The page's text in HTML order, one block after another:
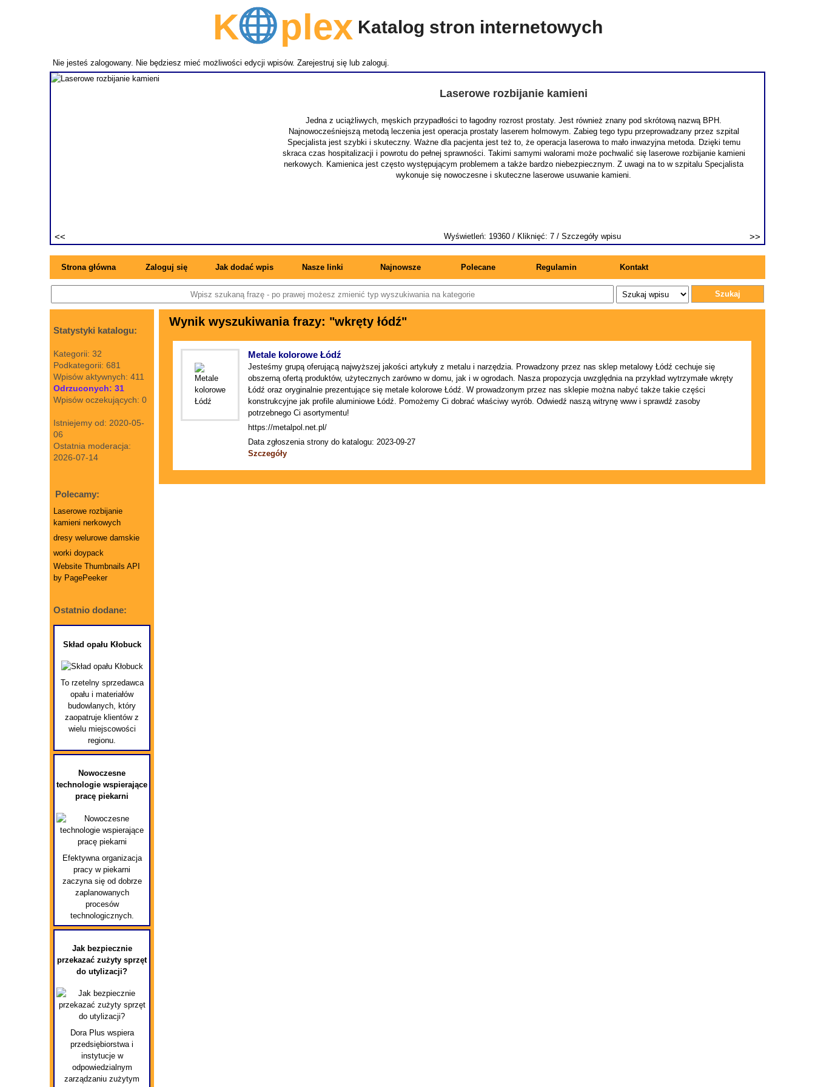
Kplex Katalog stron internetowych
Nie jesteś zalogowany. Nie będziesz mieć możliwości edycji wpisów. Zarejestruj się lub zaloguj.
Laserowe rozbijanie kamieni
Jedna z uciążliwych, męskich przypadłości to łagodny rozrost prostaty. Jest również znany pod skrótową nazwą BPH.
Najnowocześniejszą metodą leczenia jest operacja prostaty laserem holmowym. Zabieg tego typu przeprowadzany przez szpital
Specjalista jest szybki i skuteczny. Ważne dla pacjenta jest też to, że operacja laserowa to mało inwazyjna metoda. Dzięki temu
skraca czas hospitalizacji i powrotu do pełnej sprawności. Takimi samymi walorami może pochwalić się laserowe rozbijanie kamieni
nerkowych. Kamienica jest często występującym problemem a także bardzo niebezpiecznym. Z uwagi na to w szpitalu Specjalista
wykonuje się nowoczesne i skuteczne laserowe usuwanie kamieni.
Wyświetleń: 19360 / Kliknięć: 7 / Szczegóły wpisu
Strona główna Zaloguj się Jak dodać wpis Nasze linki Najnowsze Polecane Regulamin Kontakt
Szukaj
Statystyki katalogu:
Kategorii: 32
Podkategorii: 681
Wpisów aktywnych: 411
Odrzuconych: 31
Wpisów oczekujących: 0
Istniejemy od: 2020-05-
06
Ostatnia moderacja:
2026-07-14
Polecamy:
Laserowe rozbijanie
kamieni nerkowych
dresy welurowe damskie
worki doypack
Website Thumbnails API
by PagePeeker
Ostatnio dodane:
Skład opału Kłobuck
To rzetelny sprzedawca
opału i materiałów
budowlanych, który
zaopatruje klientów z
wielu miejscowości
regionu.
Nowoczesne
technologie wspierające
pracę piekarni
Efektywna organizacja
pracy w piekarni
zaczyna się od dobrze
zaplanowanych
procesów
technologicznych.
Jak bezpiecznie
przekazać zużyty sprzęt
do utylizacji?
Dora Plus wspiera
przedsiębiorstwa i
instytucje w
odpowiedzialnym
zarządzaniu zużytym
Wynik wyszukiwania frazy: "wkręty łódź"
Metale kolorowe Łódź
Jesteśmy grupą oferującą najwyższej jakości artykuły z metalu i narzędzia. Prowadzony przez nas sklep metalowy Łódź cechuje się
obszerną ofertą produktów, użytecznych zarówno w domu, jak i w ogrodach. Nasza propozycja uwzględnia na przykład wytrzymałe wkręty
Łódź oraz oryginalnie prezentujące się metale kolorowe Łódź. W prowadzonym przez nas sklepie można nabyć także takie części
konstrukcyjne jak profile aluminiowe Łódź. Pomożemy Ci dobrać właściwy wyrób. Odwiedź naszą witrynę www i sprawdź zasoby
potrzebnego Ci asortymentu!
https://metalpol.net.pl/
Data zgłoszenia strony do katalogu: 2023-09-27
Szczegóły